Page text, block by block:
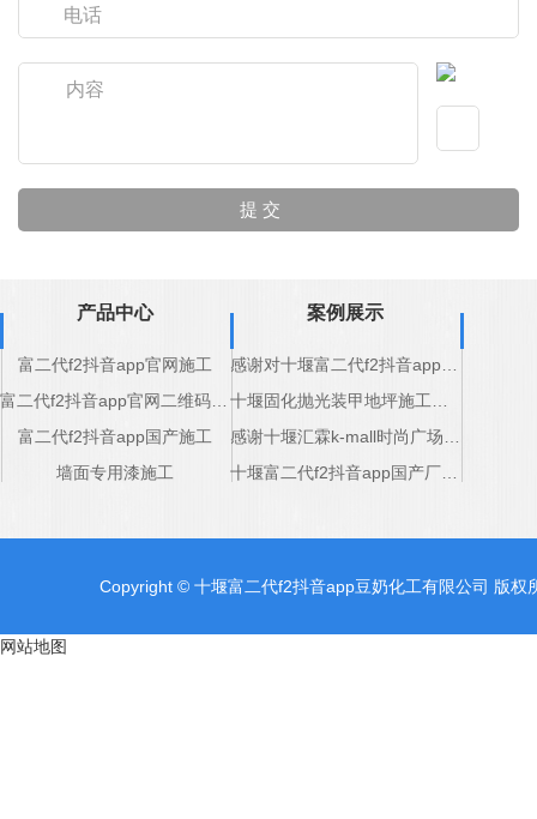
产品中心
富二代f2抖音app官网施工
富二代f2抖音app国产施工
墙面专用漆施工
案例展示
Copyright © 十堰富二代f2抖音app豆奶化工有限公司 版权所
网站地图